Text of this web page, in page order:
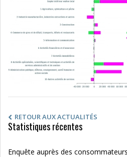
RETOUR AUX ACTUALITÉS
Statistiques récentes
Enquête auprès des